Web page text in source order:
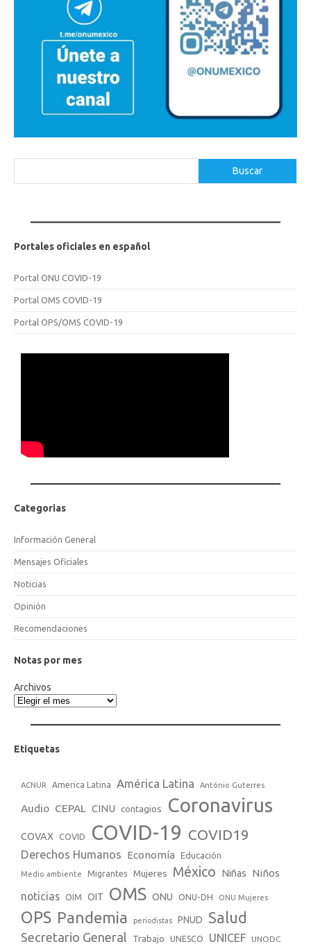
Buscar
Portales oficiales en español
Portal ONU COVID-19
Portal OMS COVID-19
Portal OPS/OMS COVID-19
Categorias
Información General
Mensajes Oficiales
Noticias
Opinión
Recomendaciones
Notas por mes
Archivos
Etiquetas
ACNUR America Latina América Latina António Guterres
Audio CEPAL CINU contagios Coronavirus
COVAX COVID COVID-19 COVID19
Derechos Humanos Economía Educación
Medio ambiente Migrantes Mujeres México Niñas Niños
noticias OIM OIT OMS ONU ONU-DH ONU Mujeres
OPS Pandemia periodistas PNUD Salud
Secretario General Trabajo UNESCO UNICEF UNODC